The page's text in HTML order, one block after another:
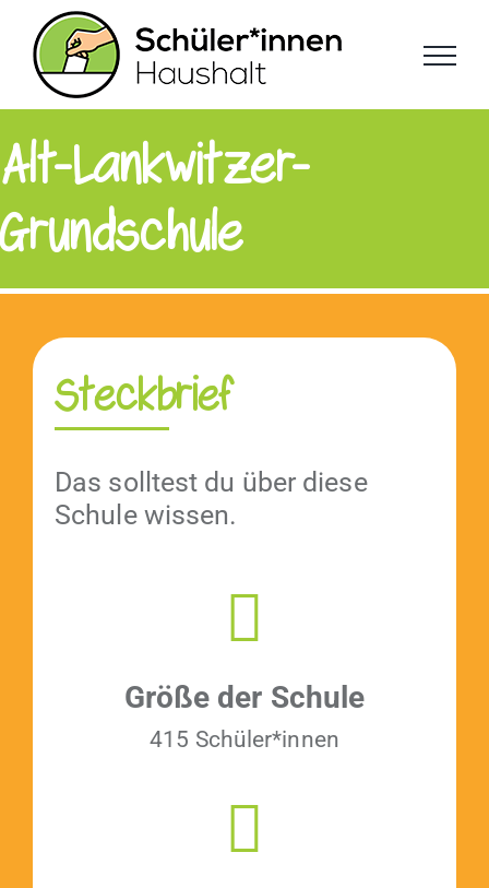
Inhalt
springen
Alt-Lankwitzer-
Grundschule
Steckbrief
Das soll­test du über diese
Schule wissen.
Größe der Schule
415 Schüler*innen